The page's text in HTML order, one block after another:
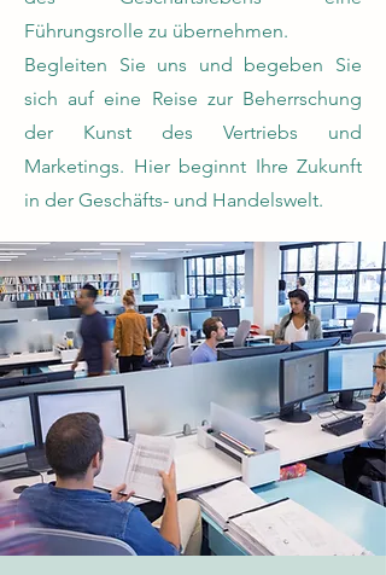
Führungsrolle zu übernehmen.
Begleiten Sie uns und begeben Sie
sich auf eine Reise zur Beherrschung
der Kunst des Vertriebs und
Marketings. Hier beginnt Ihre Zukunft
in der Geschäfts- und Handelswelt.